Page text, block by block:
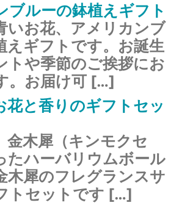
ブルーの鉢植えギフト
いお花、アメリカンブ
えギフトです。お誕生
トや季節のご挨拶にお
。お届け可 […]
花と香りのギフトセッ
金木犀（キンモクセ
たハーバリウムボール
木犀のフレグランスサ
トセットです […]